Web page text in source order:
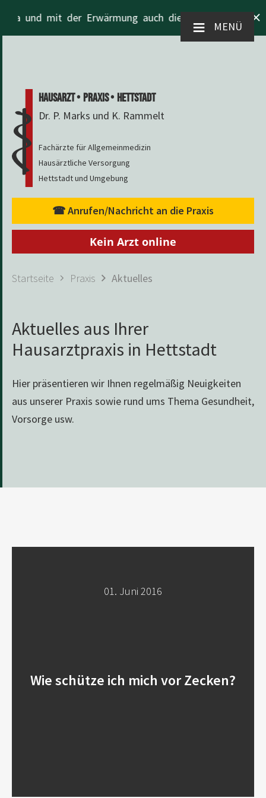
da und mit der Erwärmung auch die Zecken in Wald
HAUSARZT PRAXIS HETTSTADT
Dr. P. Marks und K. Rammelt
Fachärzte für Allgemeinmedizin
Hausärztliche Versorgung
Hettstadt und Umgebung
☎ Anrufen/Nachricht an die Praxis
≡ MENÜ
Kein Arzt online
Startseite Praxis Aktuelles
Aktuelles aus Ihrer
Hausarztpraxis in Hettstadt
Hier präsentieren wir Ihnen regelmäßig Neuigkeiten
aus unserer Praxis sowie rund ums Thema Gesundheit,
Vorsorge usw.
01. Juni 2016
Wie schütze ich mich vor Zecken?